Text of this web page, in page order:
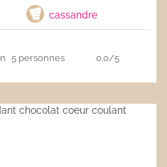
cassandre
5 personnes 0.0/5